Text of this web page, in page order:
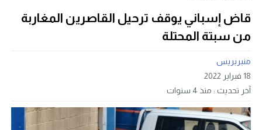
قاض إسباني يوقف ترحيل القاصرين المغاربة
من سبتة المحتلة
منبربريس
18 فبراير 2022
آخر تحديث : منذ 4 سنوات